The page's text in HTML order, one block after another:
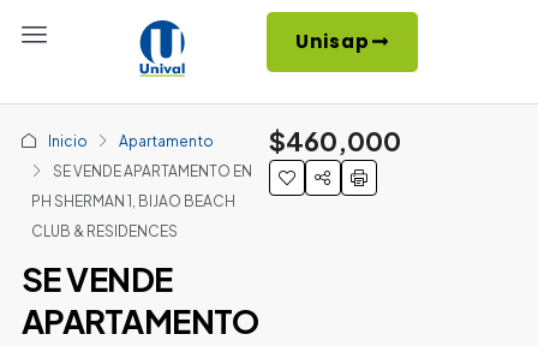
Unisap
Inicio
Apartamento
SE VENDE APARTAMENTO EN
PH SHERMAN 1, BIJAO BEACH
CLUB & RESIDENCES
SE VENDE
APARTAMENTO
$460,000